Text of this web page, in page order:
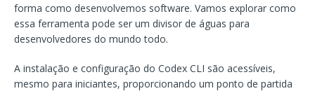
forma como desenvolvemos software. Vamos explorar como
essa ferramenta pode ser um divisor de águas para
desenvolvedores do mundo todo.
A instalação e configuração do Codex CLI são acessíveis,
mesmo para iniciantes, proporcionando um ponto de partida